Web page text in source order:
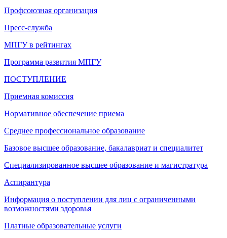
Профсоюзная организация
Пресс-служба
МПГУ в рейтингах
Программа развития МПГУ
ПОСТУПЛЕНИЕ
Приемная комиссия
Нормативное обеспечение приема
Среднее профессиональное образование
Базовое высшее образование, бакалавриат и специалитет
Специализированное высшее образование и магистратура
Аспирантура
Информация о поступлении для лиц с ограниченными
возможностями здоровья
Платные образовательные услуги